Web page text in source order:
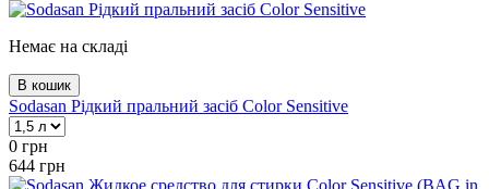
Немає на складі
В кошик
Sodasan Рідкий пральний засіб Color Sensitive
0 грн
644 грн